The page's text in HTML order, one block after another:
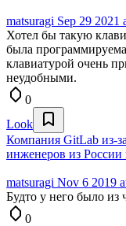
matsuragi Sep 29 2021
Хотел бы такую
была
клавиатурой очень
неудобными.
0
Look
Компания GitLab из-
инженеров из России
matsuragi Nov 6 2019
Будто у него было из
0